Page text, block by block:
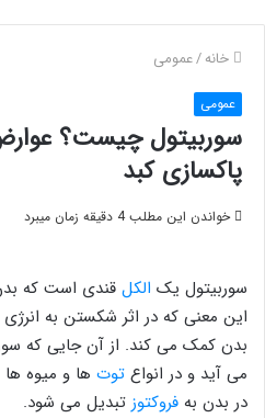
خانه/عمومی
عمومی
سوربیتول چیست؟
پاکسازی کبد
خواندن این مطلب 4 دقیقه زمان میبرد
سوربیتول یک الکل قندی است که
این معنی که در اثر شکستن به
بدن کمک می کند. از آن جایی که
می آید و در انواع توت ها و میوه
در بدن به فروکتوز تبدیل می شود.